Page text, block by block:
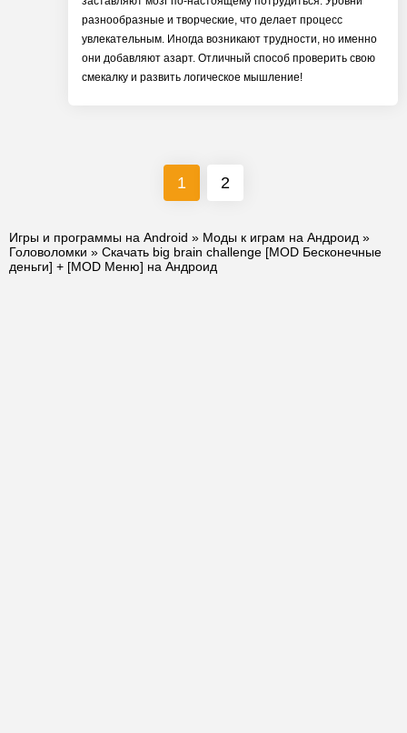
разнообразные и творческие, что делает процесс
увлекательным. Иногда возникают трудности, но именно
они добавляют азарт. Отличный способ проверить свою
смекалку и развить логическое мышление!
1 2
Игры и программы на Android » Моды к играм на Андроид »
Головоломки » Скачать big brain challenge [MOD Бесконечные
деньги] + [MOD Меню] на Андроид